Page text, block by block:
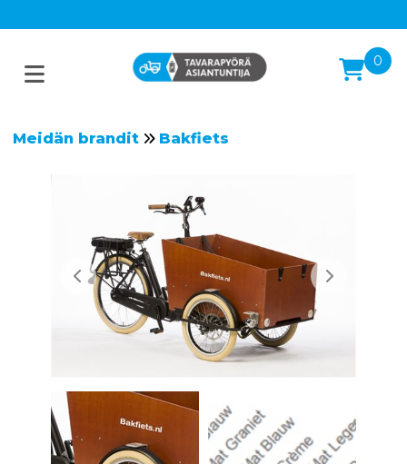
0
Meidän brandit Bakfiets